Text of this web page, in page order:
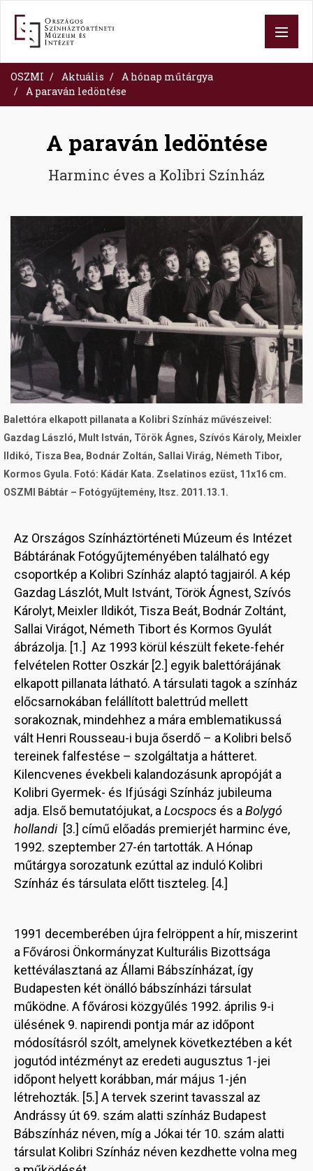
content
OSZMI Aktuális
A hónap műtárgya
A paraván ledöntése
A paraván ledöntése
Harminc éves a Kolibri Színház
Image
Balettóra elkapott pillanata a Kolibri Színház művészeivel:
Gazdag László, Mult István, Török Ágnes, Szívós Károly, Meixler
Ildikó, Tisza Bea, Bodnár Zoltán, Sallai Virág, Németh Tibor,
Kormos Gyula. Fotó: Kádár Kata. Zselatinos ezüst, 11x16 cm.
OSZMI Bábtár – Fotógyűjtemény, ltsz. 2011.13.1.
Az Országos Színháztörténeti Múzeum és Intézet
Bábtárának Fotógyűjteményében található egy
csoportkép a Kolibri Színház alaptó tagjairól. A kép
Gazdag Lászlót, Mult Istvánt, Török Ágnest, Szívós
Károlyt, Meixler Ildikót, Tisza Beát, Bodnár Zoltánt,
Sallai Virágot, Németh Tibort és Kormos Gyulát
ábrázolja. [1.] Az 1993 körül készült fekete-fehér
felvételen Rotter Oszkár [2.] egyik balettórájának
elkapott pillanata látható. A társulati tagok a színház
előcsarnokában felállított balettrúd mellett
sorakoznak, mindehhez a mára emblematikussá
vált Henri Rousseau-i buja őserdő – a Kolibri belső
tereinek falfestése – szolgáltatja a hátteret.
Kilencvenes évekbeli kalandozásunk apropóját a
Kolibri Gyermek- és Ifjúsági Színház jubileuma
adja. Első bemutatójukat, a Locspocs és a Bolygó
hollandi[3.] című előadás premierjét harminc éve,
1992. szeptember 27-én tartották. A Hónap
műtárgya sorozatunk ezúttal az induló Kolibri
Színház és társulata előtt tiszteleg. [4.]
1991 decemberében újra felröppent a hír, miszerint
a Fővárosi Önkormányzat Kulturális Bizottsága
kettéválasztaná az Állami Bábszínházat, így
Budapesten két önálló bábszínházi társulat
működne. A fővárosi közgyűlés 1992. április 9-i
ülésének 9. napirendi pontja már az időpont
módosításról szólt, amelynek következtében a két
jogutód intézményt az eredeti augusztus 1-jei
időpont helyett korábban, már május 1-jén
létrehozták. [5.] A tervek szerint tavasszal az
Andrássy út 69. szám alatti színház Budapest
Bábszínház néven, míg a Jókai tér 10. szám alatti
társulat Kolibri Színház néven kezdhette volna meg